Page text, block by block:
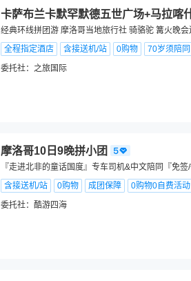
卡萨布兰卡默罕默德五世广场+马拉喀
经典环线拼团游 摩洛哥当地旅行社 骑骆驼 篝火晚
全程指定酒店
含接送机/站 0购物 70岁须陪同
委托社： 之旅国际
摩洛哥10日9晚拼小团
『走进北非的童话国度』专车司机&中文陪同『免签
含接送机/站
0购物 成团保障 0购物0自费活动
委托社： 酷游四海